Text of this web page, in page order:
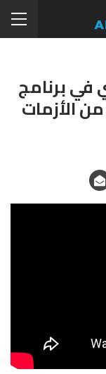
في برنامج
الأزمات